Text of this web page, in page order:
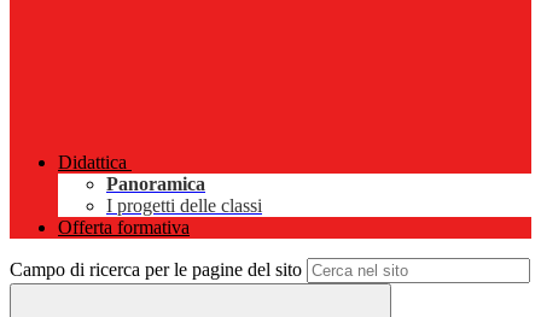
Didattica
Panoramica
I progetti delle classi
Offerta formativa
Campo di ricerca per le pagine del sito